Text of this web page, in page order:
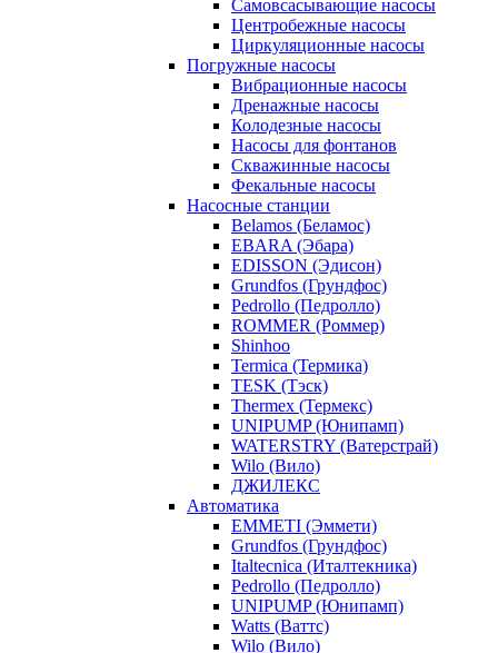
Самовсасывающие насосы
Центробежные насосы
Циркуляционные насосы
Погружные насосы
Вибрационные насосы
Дренажные насосы
Колодезные насосы
Насосы для фонтанов
Скважинные насосы
Фекальные насосы
Насосные станции
Belamos (Беламос)
EBARA (Эбара)
EDISSON (Эдисон)
Grundfos (Грундфос)
Pedrollo (Педролло)
ROMMER (Роммер)
Shinhoo
Termica (Термика)
TESK (Тэск)
Thermex (Термекс)
UNIPUMP (Юнипамп)
WATERSTRY (Ватерстрай)
Wilo (Вило)
ДЖИЛЕКС
Автоматика
EMMETI (Эммети)
Grundfos (Грундфос)
Italtecnica (Италтекника)
Pedrollo (Педролло)
UNIPUMP (Юнипамп)
Watts (Ваттс)
Wilo (Вило)